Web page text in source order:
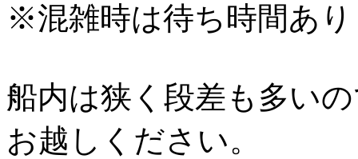
※混雑時は待ち時間あり
船内は狭く段差も多い
お越しください。